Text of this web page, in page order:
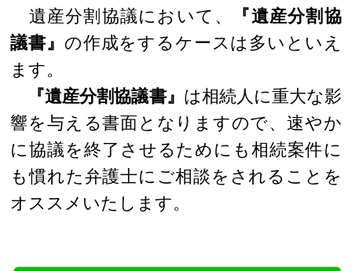
遺産分割協議において、
『遺産分割協
議書』 の作成をするケースは多いといえ
ます。
『遺産分割協議書』 は相続人に重大な影
響を与える書面となりますので、速やか
に協議を終了させるためにも相続案件に
も慣れた弁護士にご相談をされることを
オススメいたします。